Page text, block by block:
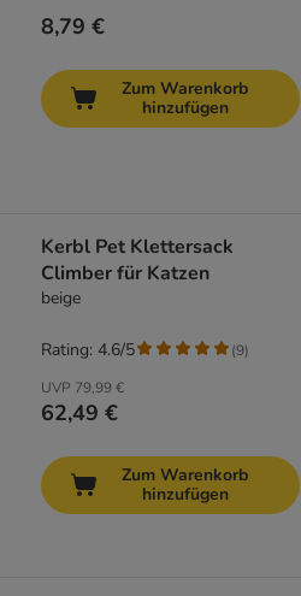
8,79 €
Zum Warenkorb
hinzufügen
Kerbl Pet Klettersack
Climber für Katzen
beige
UVP 79,99 €
62,49 €
Rating: 4.6/5 (9)
Zum Warenkorb
hinzufügen